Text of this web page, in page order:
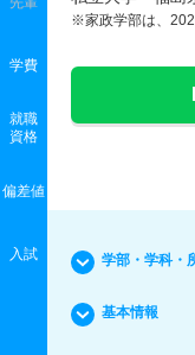
※家政学部は、
学費
就職
資格
偏差値
入試 学部・学科・
基本情報